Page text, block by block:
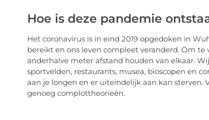
Hoe is deze pandemie
Het coronavirus is in eind 2019 opgedoken in
bereikt en ons leven compleet veranderd. Om
anderhalve meter afstand houden van elkaar.
sportvelden, restaurants, musea, bioscopen en
aan je longen en er uiteindelijk aan kan sterven.
genoeg complottheorieën.